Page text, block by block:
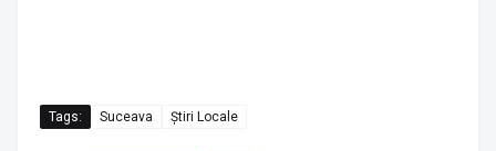
Tags: Suceava Știri Locale